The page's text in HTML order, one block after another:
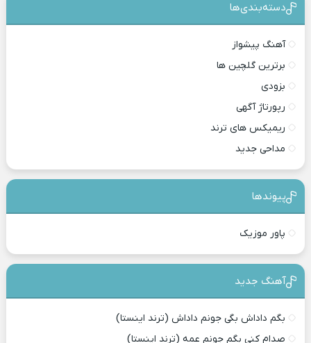
دسته‌بندی‎‌‌ها
آهنگ پیشواز
برترین گلچین ها
بزودی
رپورتاژ آگهی
ریمیکس های ترند
مداحی جدید
پیوندها
پاور موزیک
آهنگ جدید
بگم داداش بگی جونم داداش (ترند اینستا)
صدام کنی بگم جونم عمه (ترند اینستا)